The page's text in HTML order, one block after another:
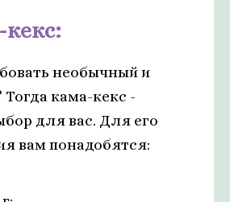
необычный и
кама-кекс -
для вас. Для его
вам понадобятся: